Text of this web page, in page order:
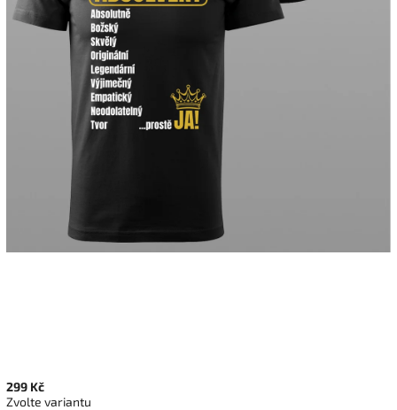
299 Kč
Zvolte variantu